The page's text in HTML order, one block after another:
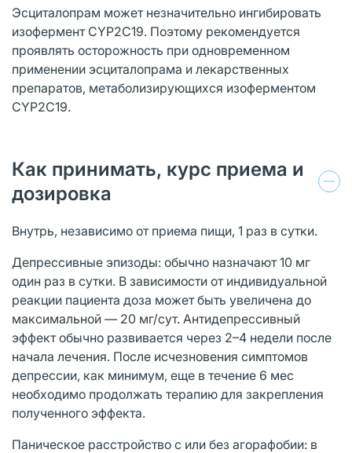
Эсциталопрам может незначительно ингибировать
изофермент CYP2C19. Поэтому рекомендуется
проявлять осторожность при одновременном
применении эсциталопрама и лекарственных
препаратов, метаболизирующихся изоферментом
CYP2C19.
Как принимать, курс приема и
дозировка
Внутрь, независимо от приема пищи, 1 раз в сутки.
Депрессивные эпизоды: обычно назначают 10 мг
один раз в сутки. В зависимости от индивидуальной
реакции пациента доза может быть увеличена до
максимальной — 20 мг/сут. Антидепрессивный
эффект обычно развивается через 2–4 недели после
начала лечения. После исчезновения симптомов
депрессии, как минимум, еще в течение 6 мес
необходимо продолжать терапию для закрепления
полученного эффекта.
Паническое расстройство с или без агорафобии: в